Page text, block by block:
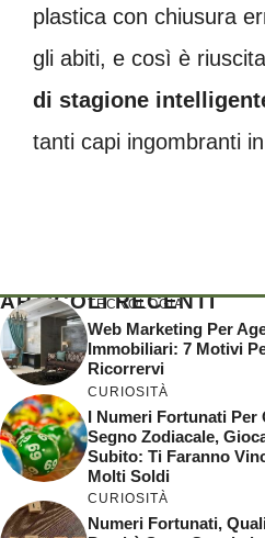
plastica con chiusura
gli abiti, e così è
di stagione
tanti capi ingombranti
ARTICOLI RECENTI
TECNOLOGIA
Web Marketing Per
Immobiliari: 7 Motivi
Ricorrervi
CURIOSITÀ
I Numeri Fortunati Per
Segno Zodiacale,
Subito: Ti Faranno
Molti Soldi
CURIOSITÀ
Numeri Fortunati,